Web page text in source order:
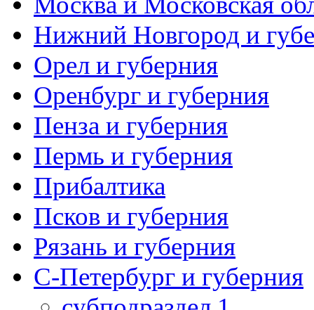
Нижний Новгород и
Орел и губерния
Оренбург и губерния
Пенза и губерния
Пермь и губерния
Прибалтика
Псков и губерния
Рязань и губерния
С-Петербург и губерния